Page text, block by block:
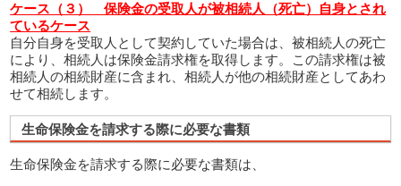
ケース（３） 保険金の受取人が被相続人（死亡）自身とされ
ているケース
自分自身を受取人として契約していた場合は、被相続人の死亡
により、相続人は保険金請求権を取得します。この請求権は被
相続人の相続財産に含まれ、相続人が他の相続財産としてあわ
せて相続します。
生命保険金を請求する際に必要な書類
生命保険金を請求する際に必要な書類は、